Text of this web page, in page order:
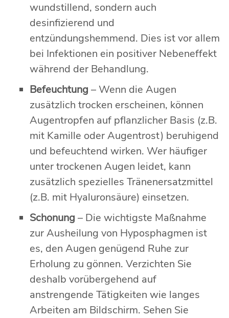
wundstillend, sondern auch
desinfizierend und
entzündungshemmend. Dies ist vor allem
bei Infektionen ein positiver Nebeneffekt
während der Behandlung.
Befeuchtung – Wenn die Augen
zusätzlich trocken erscheinen, können
Augentropfen auf pflanzlicher Basis (z.B.
mit Kamille oder Augentrost) beruhigend
und befeuchtend wirken. Wer häufiger
unter trockenen Augen leidet, kann
zusätzlich spezielles Tränenersatzmittel
(z.B. mit Hyaluronsäure) einsetzen.
Schonung – Die wichtigste Maßnahme
zur Ausheilung von Hyposphagmen ist
es, den Augen genügend Ruhe zur
Erholung zu gönnen. Verzichten Sie
deshalb vorübergehend auf
anstrengende Tätigkeiten wie langes
Arbeiten am Bildschirm. Sehen Sie